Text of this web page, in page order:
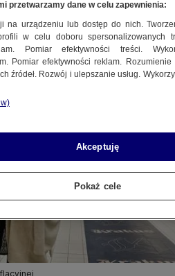
przetwarzamy dane w celu zapewnienia:
na urządzeniu lub dostęp do nich.
w celu doboru spersonalizowanych
Pomiar efektywności treści.
Pomiar efektywności reklam.
źródeł. Rozwój i ulepszanie usług.
Akceptuję
Pokaż cele